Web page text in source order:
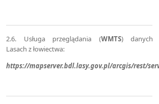
2.6. Usługa przeglądania (WMTS) danych
Lasach z łowiectwa:
https://mapserver.bdl.lasy.gov.pl/arcgis/rest/